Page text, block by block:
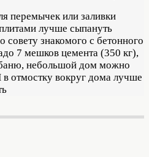
перемычек или заливки
лучше сыпануть
знакомого с бетонного
7 мешков цемента (350 кг),
небольшой дом можно
отмостку вокруг дома лучше